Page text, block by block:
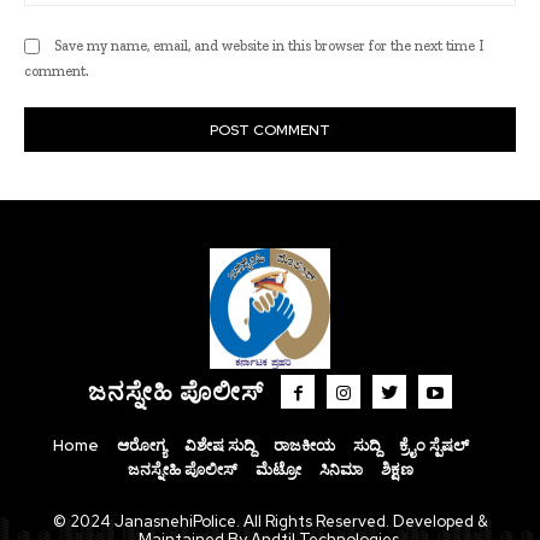
Save my name, email, and website in this browser for the next time I
comment.
ಜನಸ್ನೇಹಿ ಪೊಲೀಸ್
Home ಆರೋಗ್ಯ ವಿಶೇಷ ಸುದ್ದಿ ರಾಜಕೀಯ ಸುದ್ದಿ
ಕ್ರೈಂ ಸ್ಪೆಷಲ್
ಜನಸ್ನೇಹಿ ಪೊಲೀಸ್
ಮೆಟ್ರೋ ಸಿನಿಮಾ ಶಿಕ್ಷಣ
© 2024 JanasnehiPolice. All Rights Reserved. Developed &